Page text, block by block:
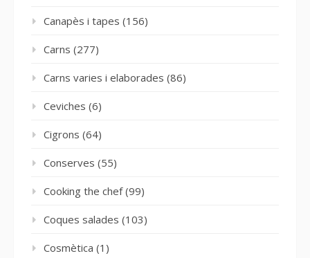
Canapès i tapes (156)
Carns (277)
Carns varies i elaborades (86)
Ceviches (6)
Cigrons (64)
Conserves (55)
Cooking the chef(99)
Coques salades (103)
Cosmètica (1)